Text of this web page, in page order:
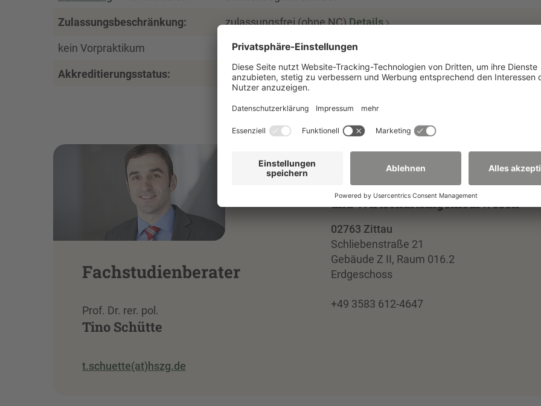
Zulassungsbeschränkung: zulassungsfrei (ohne NC)Details
kein Vorpraktikum zurStudienberatung
Akkreditierungsstatus: zertifiziert
Fachstudienberater
Prof. Dr. rer. pol.
Tino Schütte
t.schuette(at)hszg.de
Fakultät
und Wirtschaftsingenieurwesen
02763 Zittau
Schliebenstraße 21
Gebäude Z II, Raum 016.2
Erdgeschoss
+49 3583 612-4647